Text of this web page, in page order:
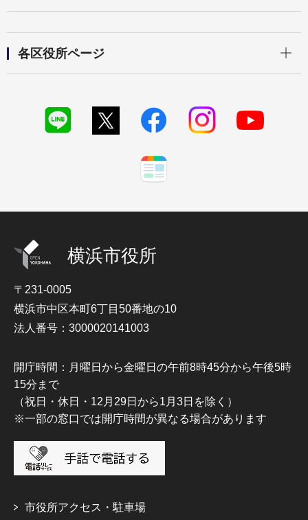
各区役所ページ
横浜市役所
〒231-0005
横浜市中区本町6丁目50番地の10
法人番号：3000020141003
開庁時間：月曜日から金曜日の午前8時45分から午後5時
15分まで
（祝日・休日・12月29日から1月3日を除く）
※一部の窓口では開庁時間が異なる場合があります
市役所アクセス・駐車場